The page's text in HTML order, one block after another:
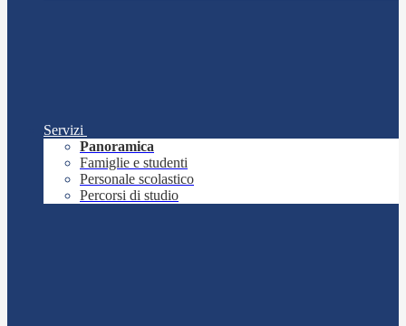
Servizi
Panoramica
Famiglie e studenti
Personale scolastico
Percorsi di studio